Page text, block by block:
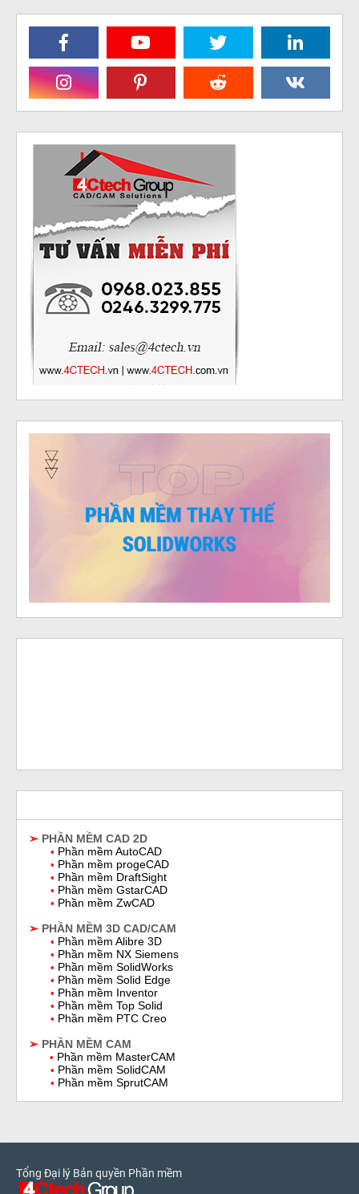
➢ PHẦN MỀM CAD 2D
• Phần mềm AutoCAD
• Phần mềm progeCAD
• Phần mềm DraftSight
• Phần mềm GstarCAD
• Phần mềm ZwCAD
➢ PHẦN MỀM 3D CAD/CAM
• Phần mềm Alibre 3D
• Phần mềm NX Siemens
• Phần mềm SolidWorks
• Phần mềm Solid Edge
• Phần mềm Inventor
• Phần mềm Top Solid
• Phần mềm PTC Creo
➢ PHẦN MỀM CAM
• Phần mềm MasterCAM
• Phần mềm SolidCAM
• Phần mềm SprutCAM
Tổng Đại lý Bản quyền Phần mềm